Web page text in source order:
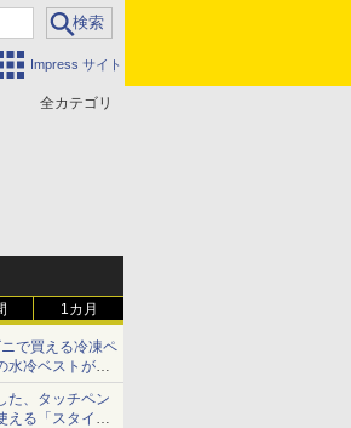
Impress サイト
全カテゴリ
1カ月
で買える冷凍ペ
水冷ベストがロ
っち・ざ・ろー
にしてる？】
た、タッチペン
える「スタイラ